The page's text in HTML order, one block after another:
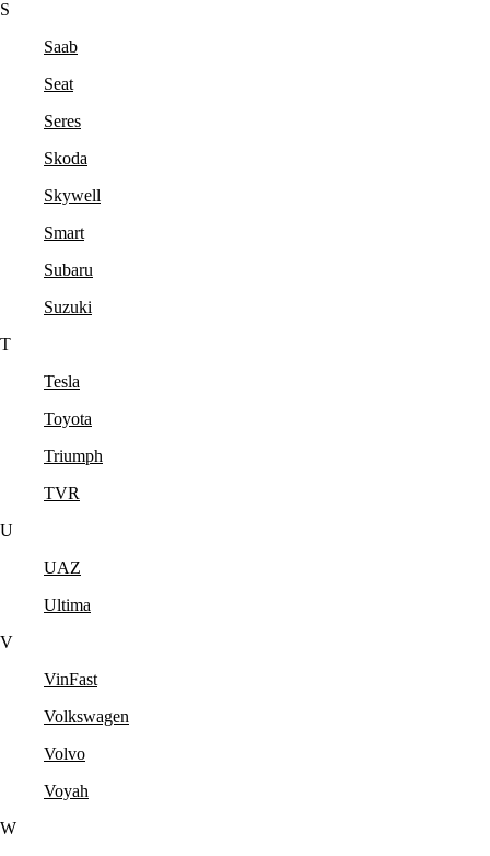
S
Saab
Seat
Seres
Skoda
Skywell
Smart
Subaru
Suzuki
T
Tesla
Toyota
Triumph
TVR
U
UAZ
Ultima
V
VinFast
Volkswagen
Volvo
Voyah
W